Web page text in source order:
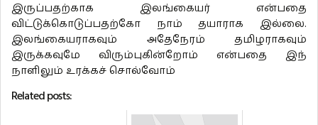
இருப்பதற்காக இலங்கையர் என்பதை
விட்டுக்கொடுப்பதற்கோ நாம் தயாராக இல்லை.
இலங்கையராகவும் அதேநேரம் தமிழராகவும்
இருக்கவுமே விரும்புகின்றோம் என்பதை இந்
நாளிலும் உரக்கச் சொல்வோம்
Related posts: